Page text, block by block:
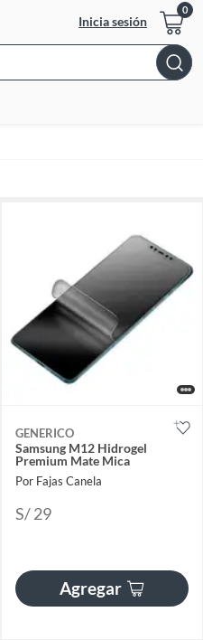
Inicia sesión
Bar
GENERICO
Samsung M12 Hidrogel
Premium Mate Mica
Por Fajas Canela
S/ 29
Agregar